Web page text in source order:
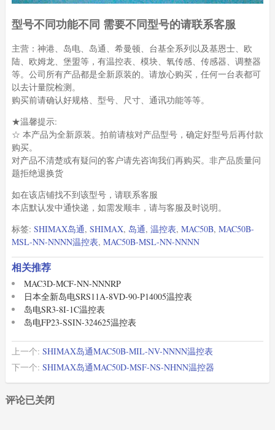
型号不同功能不同 需要不同型号的请联系客服
主营：神港、岛电、岛通、希曼顿、台基全系列以及基恩士、欧
陆、欧姆龙、堡盟等，有温控表、模块、氧传感、传感器、调整器
等。公司所有产品都是全新原装的。请放心购买，任何一台表都可
以去计量院检测。
购买前请确认好规格、型号、尺寸、通讯功能等等。
★温馨提示:
☆ 本产品为全新原装。拍前请核对产品型号，确定好型号后再付款
购买。
对产品不清楚或有疑问的客户请先咨询我们再购买。非产品质量问
题拒绝退换货
如在该店铺找不到该型号，请联系客服
本店默认发中通快递，如需发顺丰，请与客服及时说明。
标签: SHIMAX岛通, SHIMAX, 岛通, 温控表, MAC50B, MAC50B-
MSL-NN-NNNN温控表, MAC50B-MSL-NN-NNNN
相关推荐
MAC3D-MCF-NN-NNNRP
日本全新岛电SRS11A-8VD-90-P14005温控表
岛电SR3-8I-1C温控表
岛电FP23-SSIN-324625温控表
上一个: SHIMAX岛通MAC50B-MIL-NV-NNNN温控表
下一个: SHIMAX岛通MAC50D-MSF-NS-NHNN温控器
评论已关闭